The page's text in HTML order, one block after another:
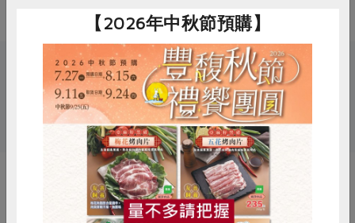
關鍵字
# 豪瀚 # 指定原料 # 滷蛋 # 雞蛋
你可能有興趣的產品
RPET 食譜 減硝酸鹽
雞蛋 食安 共同購買
【2026年中秋節預購】